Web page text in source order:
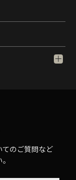
のご質問など